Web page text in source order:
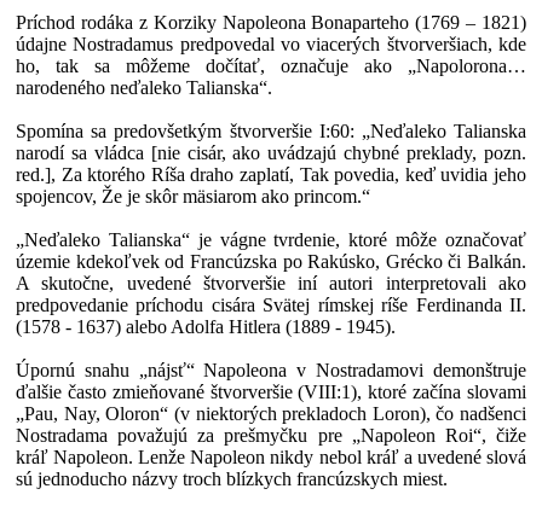
Príchod rodáka z Korziky Napoleona Bonaparteho (1769 – 1821)
údajne Nostradamus predpovedal vo viacerých štvorveršiach, kde
ho, tak sa môžeme dočítať, označuje ako „Napolorona…
narodeného neďaleko Talianska“.
Spomína sa predovšetkým štvorveršie I:60: „Neďaleko Talianska
narodí sa vládca [nie cisár, ako uvádzajú chybné preklady, pozn.
red.], Za ktorého Ríša draho zaplatí, Tak povedia, keď uvidia jeho
spojencov, Že je skôr mäsiarom ako princom.“
„Neďaleko Talianska“ je vágne tvrdenie, ktoré môže označovať
územie kdekoľvek od Francúzska po Rakúsko, Grécko či Balkán.
A skutočne, uvedené štvorveršie iní autori interpretovali ako
predpovedanie príchodu cisára Svätej rímskej ríše Ferdinanda II.
(1578 - 1637) alebo Adolfa Hitlera (1889 - 1945).
Úpornú snahu „nájsť“ Napoleona v Nostradamovi demonštruje
ďalšie často zmieňované štvorveršie (VIII:1), ktoré začína slovami
„Pau, Nay, Oloron“ (v niektorých prekladoch Loron), čo nadšenci
Nostradama považujú za prešmyčku pre „Napoleon Roi“, čiže
kráľ Napoleon. Lenže Napoleon nikdy nebol kráľ a uvedené slová
sú jednoducho názvy troch blízkych francúzskych miest.